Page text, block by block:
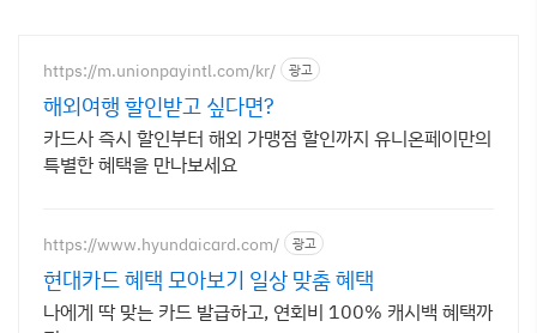
https://m.unionpayintl.com/kr/ 광고
해외여행 할인받고 싶다면?
카드사 즉시 할인부터 해외 가맹점 할인까지 유니온페이만의
특별한 혜택을 만나보세요
https://www.hyundaicard.com/ 광고
현대카드 혜택 모아보기 일상 맞춤 혜택
나에게 딱 맞는 카드 발급하고, 연회비 100% 캐시백 혜택까